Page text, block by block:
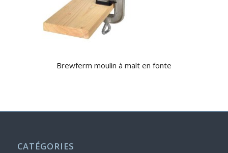
Brewferm moulin à malt en fonte
CATÉGORIES